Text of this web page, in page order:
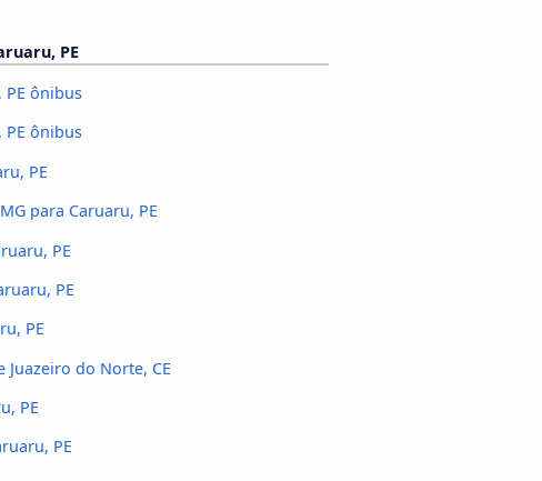
PE
PE ônibus
PE ônibus
PE
para Caruaru, PE
PE
PE
PE
Juazeiro do Norte, CE
PE
PE